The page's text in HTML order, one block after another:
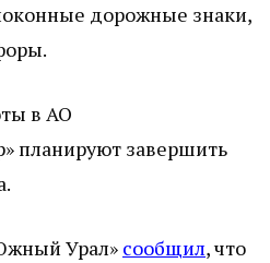
дорожные знаки,
в АО
планируют завершить
Урал» сообщил, что